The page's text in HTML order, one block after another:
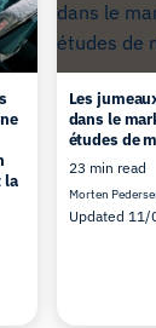
la
Les
dans le
études de
23 min read
Morten
Updated